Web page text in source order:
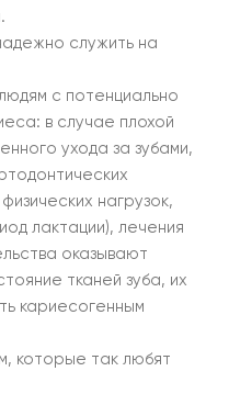
служить на
с потенциально
в случае плохой
ухода за зубами,
нагрузок,
лактации), лечения
оказывают
тканей зуба, их
кариесогенным
которые так любят